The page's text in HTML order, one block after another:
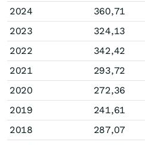
2024
360,71
2023
324,13
2022
342,42
2021
293,72
2020
272,36
2019
241,61
2018
287,07